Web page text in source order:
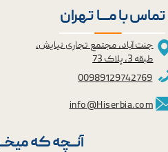
آنــچه که
تماس با مــــا تهران
جنت آباد، مجتمع تجاری نیایش،
طبقه 3، پلاک 73
00989129742769
info@Hiserbia.com